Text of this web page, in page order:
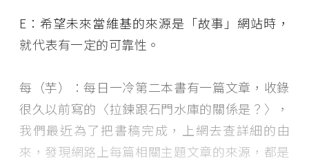
E：希望未來當維基的來源是「故事」網站時，
就代表有一定的可靠性。
每（芋）：每日一冷第二本書有一篇文章，收錄
很久以前寫的〈拉鍊跟石門水庫的關係是？〉，
我們最近為了把書稿完成，上網去查詳細的由
來，發現網路上每篇相關主題文章的來源，都是